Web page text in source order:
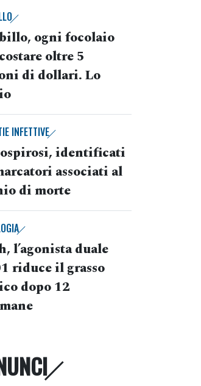
ogni focolaio
oltre 5
di dollari. Lo
INFETTIVE
identificati
associati al
di morte
l’agonista duale
riduce il grasso
dopo 12